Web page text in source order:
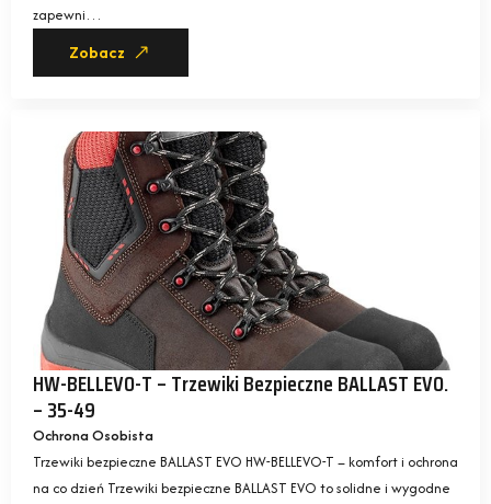
zapewni…
Zobacz
HW-BELLEVO-T – Trzewiki Bezpieczne BALLAST EVO.
– 35-49
Ochrona Osobista
Trzewiki bezpieczne BALLAST EVO HW-BELLEVO-T – komfort i ochrona
na co dzień Trzewiki bezpieczne BALLAST EVO to solidne i wygodne